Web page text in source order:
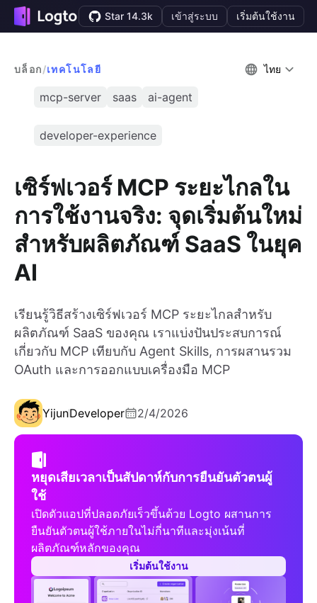
Star 14.3k เข้าสู่ระบบ เริ่มต้นใช้งาน
บล็อก/เทคโนโลยี ไทย
mcp-server saas ai-agent
developer-experience
เซิร์ฟเวอร์ MCP ระยะไกลใน
การใช้งานจริง: จุดเริ่มต้นใหม่
สำหรับผลิตภัณฑ์ SaaS ในยุค
AI
เรียนรู้วิธีสร้างเซิร์ฟเวอร์ MCP ระยะไกลสำหรับ
ผลิตภัณฑ์ SaaS ของคุณ เราแบ่งปันประสบการณ์
เกี่ยวกับ MCP เทียบกับ Agent Skills, การผสานรวม
OAuth และการออกแบบเครื่องมือ MCP
YijunDeveloper 2/4/2026
หยุดเสียเวลาเป็นสัปดาห์กับการยืนยันตัวตนผู้
ใช้
เปิดตัวแอปที่ปลอดภัยเร็วขึ้นด้วย Logto ผสานการ
ยืนยันตัวตนผู้ใช้ภายในไม่กี่นาทีและมุ่งเน้นที่
ผลิตภัณฑ์หลักของคุณ
เริ่มต้นใช้งาน